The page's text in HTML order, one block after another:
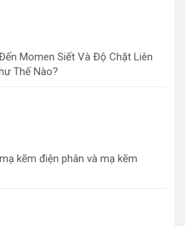
Momen Siết Và Độ Chặt Liên
Thế Nào?
kẽm điện phân và mạ kẽm